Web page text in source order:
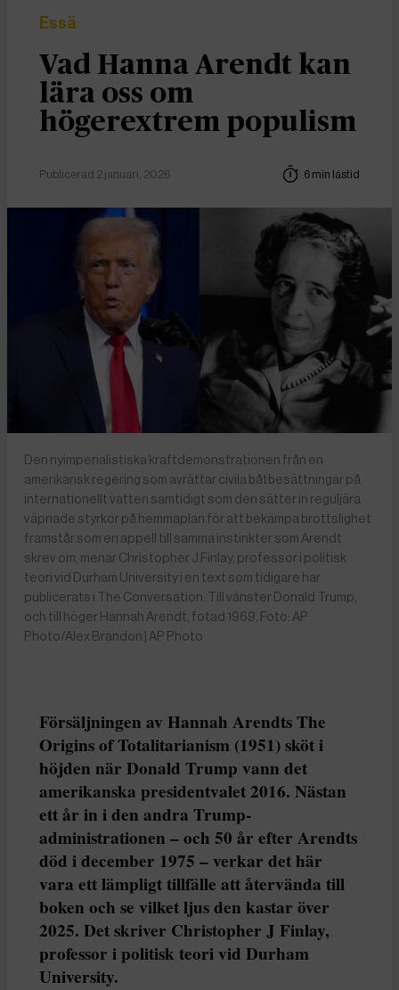
Essä
Vad Hanna Arendt kan
lära oss om
högerextrem populism
Publicerad 2 januari, 2026 6 min lästid
Den nyimperialistiska kraftdemonstrationen från en
amerikansk regering som avrättar civila båtbesättningar på
internationellt vatten samtidigt som den sätter in reguljära
väpnade styrkor på hemmaplan för att bekämpa brottslighet
framstår som en appell till samma instinkter som Arendt
skrev om, menar Christopher J Finlay, professor i politisk
teori vid Durham University i en text som tidigare har
publicerats i The Conversation. Till vänster Donald Trump,
och till höger Hannah Arendt, fotad 1969. Foto: AP
Photo/Alex Brandon | AP Photo
Försäljningen av Hannah Arendts The
Origins of Totalitarianism (1951) sköt i
höjden när Donald Trump vann det
amerikanska presidentvalet 2016. Nästan
ett år in i den andra Trump-
administrationen – och 50 år efter Arendts
död i december 1975 – verkar det här
vara ett lämpligt tillfälle att återvända till
boken och se vilket ljus den kastar över
2025. Det skriver Christopher J Finlay,
professor i politisk teori vid Durham
University.